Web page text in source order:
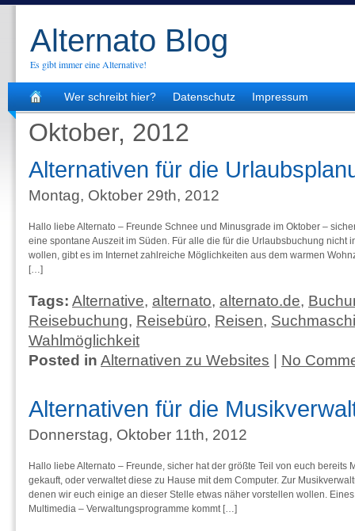
Alternato Blog
Es gibt immer eine Alternative!
Wer schreibt hier? Datenschutz Impressum
Oktober, 2012
Alternativen für die
Montag, Oktober 29th, 2012
Hallo liebe Alternato – Freunde Schnee und Minusgrade im Oktober –
eine spontane Auszeit im Süden. Für alle die für die Urlaubsbuchung nicht
wollen, gibt es im Internet zahlreiche Möglichkeiten aus dem warmen
[…]
Tags: Alternative, alternato, alternato.de,
Reisebuchung, Reisebüro, Reisen,
Wahlmöglichkeit
Posted in Alternativen zu Websites No
Alternativen für die
Donnerstag, Oktober 11th, 2012
Hallo liebe Alternato – Freunde, sicher hat der größte Teil von euch bereits
gekauft, oder verwaltet diese zu Hause mit dem Computer. Zur
denen wir euch einige an dieser Stelle etwas näher vorstellen wollen.
Multimedia – Verwaltungsprogramme kommt […]